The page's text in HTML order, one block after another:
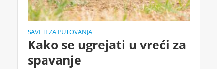
SAVETI ZA PUTOVANJA
Kako se ugrejati u vreći za
spavanje